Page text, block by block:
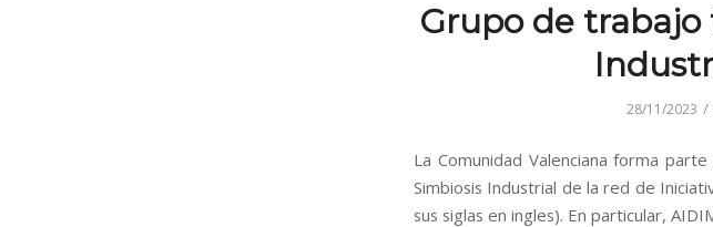
Grupo de
28/11/2023 /
La Comunidad Valenciana forma
Simbiosis Industrial de la red de
sus siglas en ingles). En particular,